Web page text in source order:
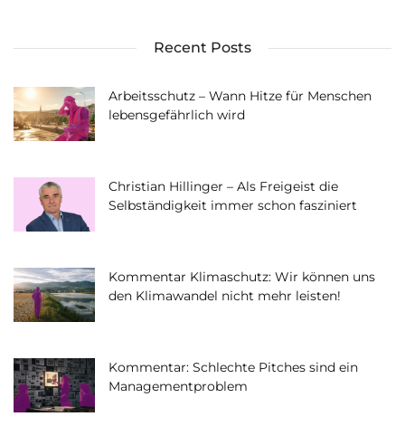
Recent Posts
Arbeitsschutz – Wann Hitze für Menschen
lebensgefährlich wird
Christian Hillinger – Als Freigeist die
Selbständigkeit immer schon fasziniert
Kommentar Klimaschutz: Wir können uns
den Klimawandel nicht mehr leisten!
Kommentar: Schlechte Pitches sind ein
Managementproblem